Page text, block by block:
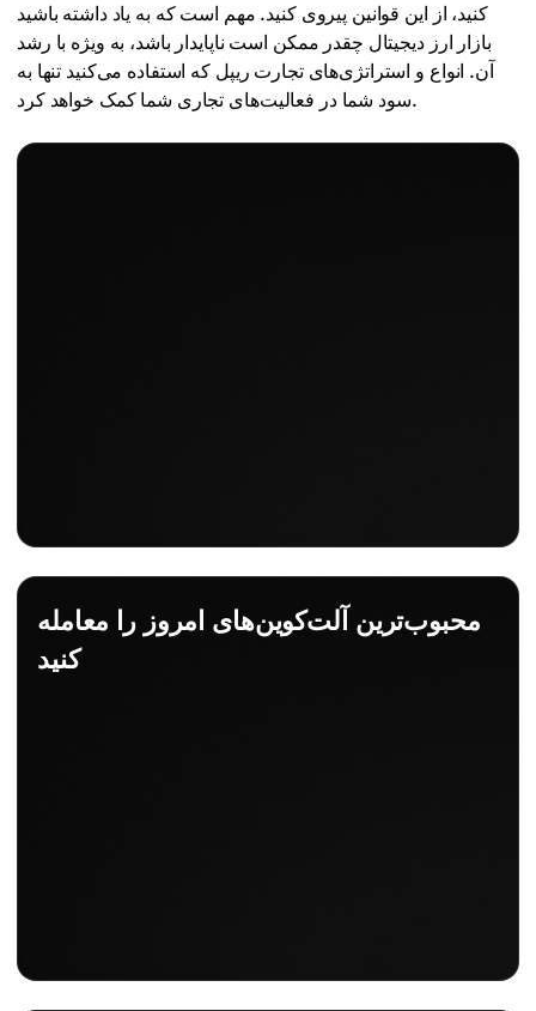
کنید، از این قوانین پیروی کنید. مهم است که به یاد داشته باشید
بازار ارز دیجیتال چقدر ممکن است ناپایدار باشد، به ویژه با رشد
آن. انواع و استراتژی‌های تجارت ریپل که استفاده می‌کنید تنها به
سود شما در فعالیت‌های تجاری شما کمک خواهد کرد.
محبوب‌ترین آلت‌کوین‌های امروز را معامله
کنید